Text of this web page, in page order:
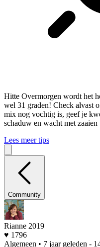
Hitte Overmorgen wordt het
wel 31 graden! Check alvast
mix nog vochtig is, geef je
schaduw en wacht met
Lees meer tips
Community
Rianne 2019
♥ 1796
Algemeen • 7 jaar geleden -